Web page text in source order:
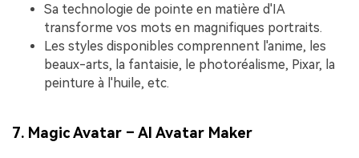
Sa technologie de pointe en matière d'IA
transforme vos mots en magnifiques portraits.
Les styles disponibles comprennent l'anime, les
beaux-arts, la fantaisie, le photoréalisme, Pixar, la
peinture à l'huile, etc.
7. Magic Avatar – AI Avatar Maker